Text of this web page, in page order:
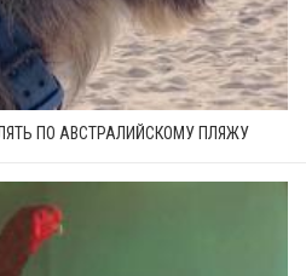
ПО АВСТРАЛИЙСКОМУ ПЛЯЖУ